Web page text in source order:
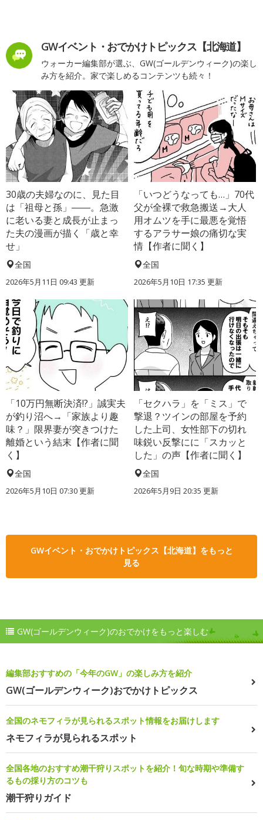
GWイベント・おでかけトピックス【北海道】
ウォーカー編集部が選ぶ、GW(ゴールデンウィーク)の楽し
み方を紹介。家で楽しめるコンテンツも続々！
30歳の夫婦なのに、見た目
は「祖母と孫」――。急激
に老いる妻と成長が止まっ
た夫の漫画が描く「歳と幸
せ」
全国
2026年5月11日 09:43 更新
「いつどうなっても…」70代
父が全裸で救急搬送→大人
用オムツを手に最悪を覚悟
するアラサー娘の痛切な実
情【作者に聞く】
全国
2026年5月10日 17:35 更新
「10万円無断決済!?」誠実夫
が釣り沼へ→「家族より趣
味？」限界妻が突きつけた
離婚という結末【作者に聞
く】
全国
2026年5月10日 07:30 更新
「セクハラ」を「ミス」で
撃退？ツインの部屋を予約
した上司、女性部下の切れ
味鋭い反撃にに「スカッと
した」の声【作者に聞く】
全国
2026年5月9日 20:35 更新
GWイベント・おでかけトピックス【北海道】をもっと
見る
GW(ゴールデンウィーク)のおでかけをもっと楽しむ
編集部おすすめの「今年のGW」の楽しみ方を紹介
GW(ゴールデンウィーク)おでかけトピックス
全国のネモフィラが見られるスポット情報をお届けします
ネモフィラが見られるスポット
全国各地のおすすめ潮干狩りスポットを紹介！旬な時期や準備す
るもの採り方のコツも
潮干狩りガイド